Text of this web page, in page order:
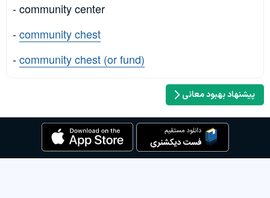
- community center
-community chest
-community chest (or fund)
پیشنهاد بهبود معانی